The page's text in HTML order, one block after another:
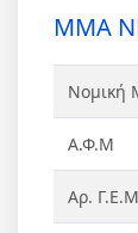
MMA
Νομική
Α.Φ.Μ
Αρ.